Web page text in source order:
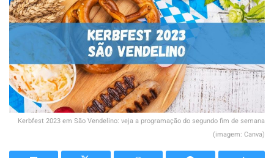
Kerbfest 2023 em São Vendelino: veja a programação do segundo fim de semana
(imagem: Canva)